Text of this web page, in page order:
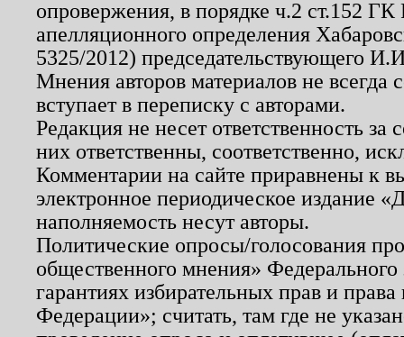
опровержения, в порядке ч.2 ст.152
апелляционного определения
5325/2012) председательствующего
Мнения авторов материалов не
вступает в переписку с авторами.
Редакция не несет ответственность
них ответственны, соответственно,
Комментарии на сайте приравнены к
электронное периодическое издание
наполняемость несут авторы.
Политические опросы/голосования
общественного мнения»
гарантиях избирательных прав и
Федерации»; считать, там где не